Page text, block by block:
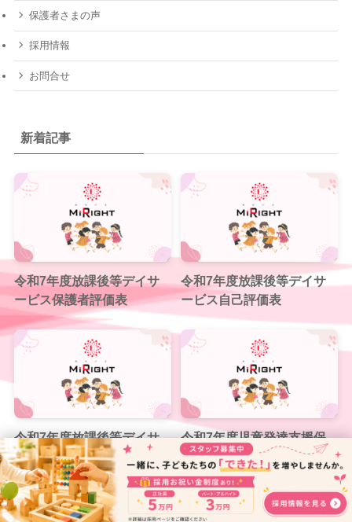
保護者さまの声
採用情報
お問合せ
新着記事
令和7年度放課後等デイサ
ービス保護者評価表
令和7年度放課後等デイサ
ービス自己評価表
令和7年度放課後等デイサ
ービス自己評価総括表
令和7年度児童発達支援保
護者評価表
みらいとプライム.